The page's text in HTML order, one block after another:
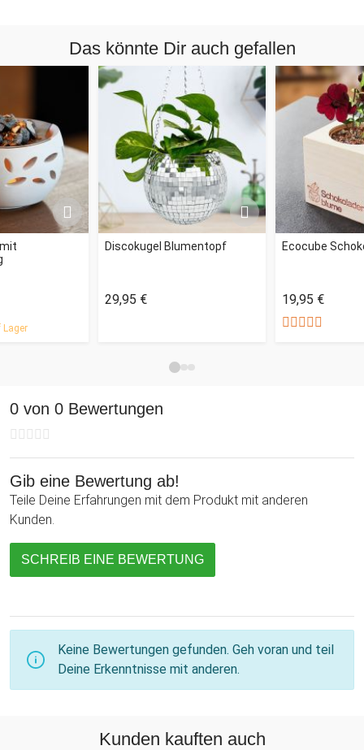
Das könnte Dir auch gefallen
Discokugel Blumentopf
29,95 €
Ecocube
19,95 €
0 von 0 Bewertungen
Gib eine Bewertung ab!
Teile Deine Erfahrungen mit dem Produkt mit anderen
Kunden.
SCHREIB EINE BEWERTUNG
Keine Bewertungen gefunden. Geh voran und teil
Deine Erkenntnisse mit anderen.
Kunden kauften auch